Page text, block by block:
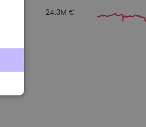
24.3M €